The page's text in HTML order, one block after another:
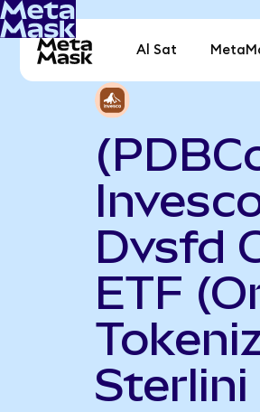
Al Sat
Dvsfd
ETF